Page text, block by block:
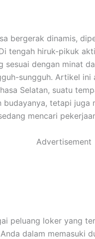
bergerak dinamis,
tengah hiruk-pikuk
sesuai dengan minat
sungguh. Artikel
Selatan, suatu
tetapi juga
mencari
Advertisement
peluang loker yang
dalam memasuki